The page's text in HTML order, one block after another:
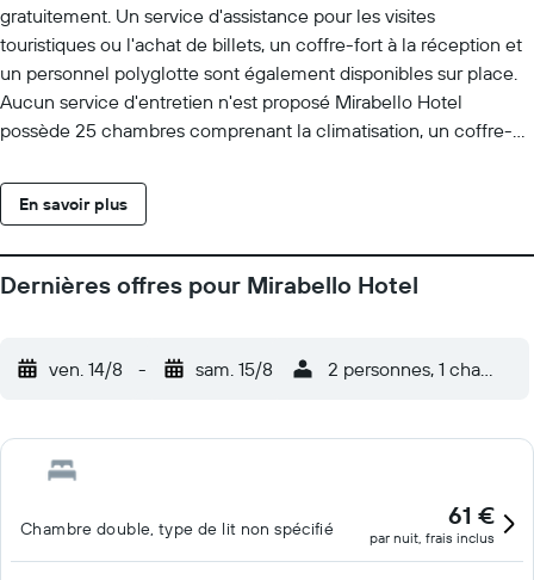
gratuitement. Un service d'assistance pour les visites
touristiques ou l'achat de billets, un coffre-fort à la réception et
un personnel polyglotte sont également disponibles sur place.
Aucun service d'entretien n'est proposé Mirabello Hotel
possède 25 chambres comprenant la climatisation, un coffre-
offre l'accès gratuit à Internet par Wi-Fi. Les salles de bain
comprennent une douche et un sèche-cheveux. Des bureaux
loisir répertoriées ci-dessous sont accessibles directement sur
place ou à proximité. Ces activités peuvent faire l'objet de frais
En savoir plus
Dernières offres pour Mirabello Hotel
ven. 14/8 - sam. 15/8 2 personnes, 1 chambre
Chambre double, type de lit non spécifié 61 €
par nuit, frais inclus